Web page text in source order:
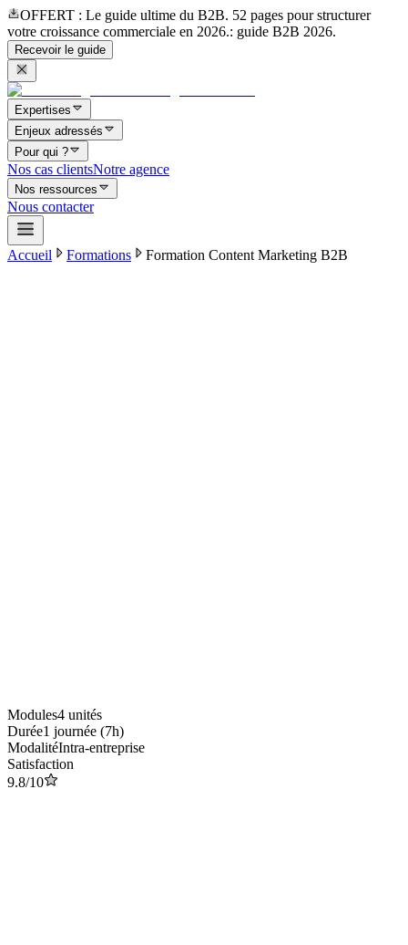
OFFERT : Le guide ultime du B2B. 52 pages pour structurer
votre croissance commerciale en 2026.: guide B2B 2026.
Recevoir le guide
Expertises
Enjeux adressés
Pour qui ?
Nos cas clientsNotre agence
Nos ressources
Nous contacter
Accueil Formations Formation Content Marketing B2B
Modules4 unités
Durée1 journée (7h)
ModalitéIntra-entreprise
Satisfaction
9.8/10